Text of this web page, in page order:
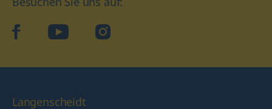
facebookYouTube Instagram
Langenscheidt